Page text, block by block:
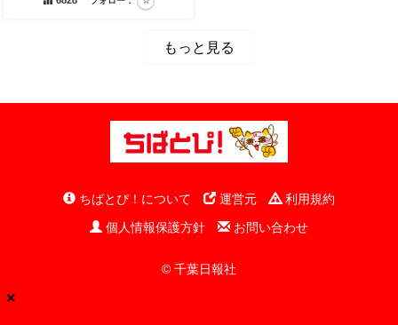
もっと見る
ちばとぴ！について 運営元
利用規約
個人情報保護方針
お問い合わせ
© 千葉日報社
×